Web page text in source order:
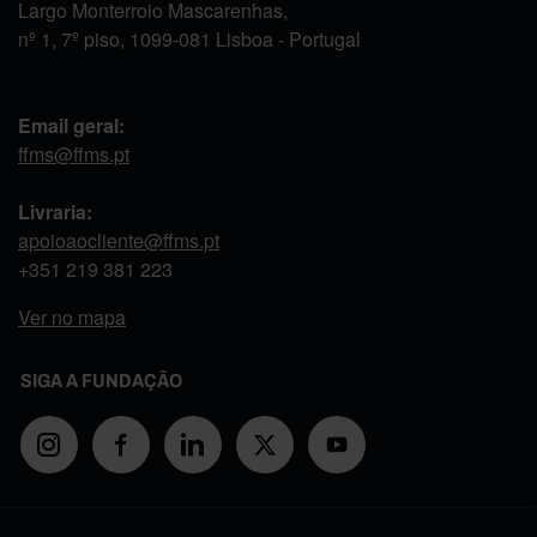
Largo Monterroio Mascarenhas,
nº 1, 7º piso, 1099-081 Lisboa - Portugal
Email geral:
ffms@ffms.pt
Livraria:
apoioaocliente@ffms.pt
+351 219 381 223
Ver no mapa
SIGA A FUNDAÇÃO